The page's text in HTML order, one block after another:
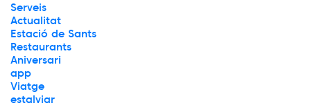
Serveis
Actualitat
Estació de Sants
Restaurants
Aniversari
app
Viatge
estalviar